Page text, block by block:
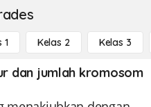
1 Kelas 2 Kelas 3
dan jumlah kromosom